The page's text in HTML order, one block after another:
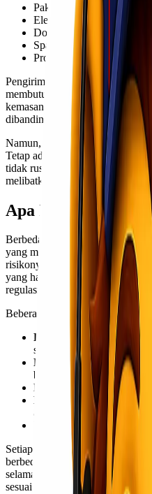
Pakaian dan tekstil
Elektronik non-berbahaya
Dokumen dan barang
Sparepart umum
Produk retail biasa
Pengiriman general cargo
membutuhkan persyaratan
kemasan khusus. Proses
dibandingkan jenis cargo lainnya.
Namun, bukan berarti general
Tetap ada standar pengemasan
tidak rusak selama proses
melibatkan perpindahan yang
Apa Itu Special
Berbeda dengan general cargo,
yang membutuhkan
risikonya. Barang dalam
yang harus dipatuhi, baik dari
regulasi penerbangan.
Beberapa contoh special cargo
Barang mudah rusak
segar, buah, atau seafood
Barang berbahaya
baterai lithium, atau cairan
Hewan hidup (live
Barang bernilai tinggi
atau barang elektronik
Barang berukuran
Setiap
jenis special cargo
berbeda. Misalnya, produk
selama pengiriman, sementara
sesuai standar internasional dan